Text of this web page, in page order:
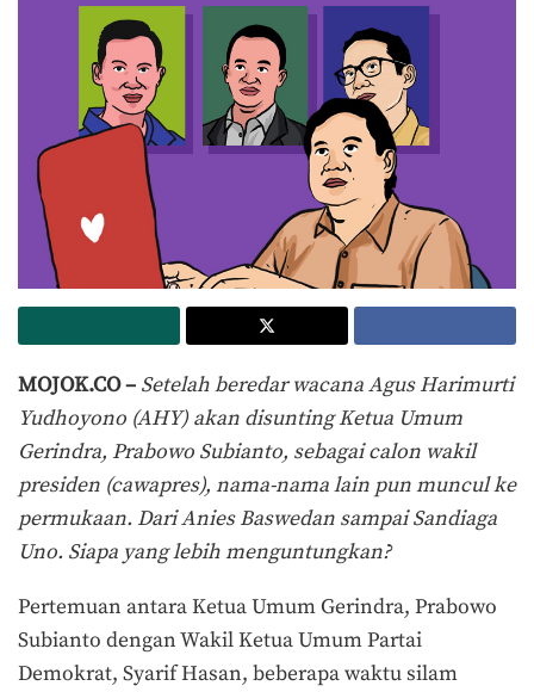
MOJOK.CO – Setelah beredar wacana Agus Harimurti
Yudhoyono (AHY) akan disunting Ketua Umum
Gerindra, Prabowo Subianto, sebagai calon wakil
presiden (cawapres), nama-nama lain pun muncul ke
permukaan. Dari Anies Baswedan sampai Sandiaga
Uno. Siapa yang lebih menguntungkan?
Pertemuan antara Ketua Umum Gerindra, Prabowo
Subianto dengan Wakil Ketua Umum Partai
Demokrat, Syarif Hasan, beberapa waktu silam